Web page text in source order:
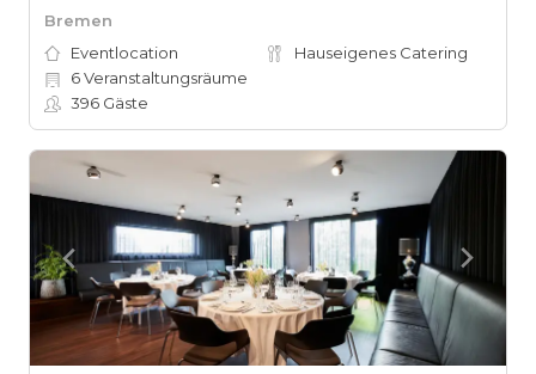
Bremen
Eventlocation
Hauseigenes Catering
6Veranstaltungsräume
396 Gäste